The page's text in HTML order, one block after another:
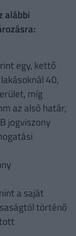
alábbi
egy, kettő
40,
míg
az alsó határ,
jogviszony
a saját
történő